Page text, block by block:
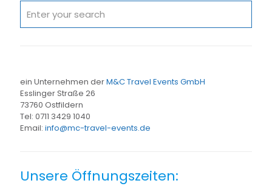
ein Unternehmen derM&C Travel Events GmbH
Esslinger Straße 26
73760 Ostfildern
Tel: 0711 3429 1040
Email: info@mc-travel-events.de
Unsere Öffnungszeiten: